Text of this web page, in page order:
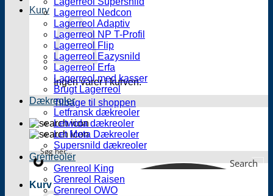
Kurv
Ingen varer i kurven.
Tilbage til shoppen
Search
Kurv
Lagerreol Nedcon
Lagerreol Adaptiv
Lagerreol NP T-Profil
Lagerreol Flip
Lagerreol Eazysnild
Lagerreol Erfa
Lagerreol med kasser
Brugt Lagerreol
Dækreoler
Letfransk dækreoler
Letwida dækreoler
Let Meta Dækreoler
Supersnild dækreoler
Grenreoler
Grenreol King
Grenreol Raisen
Grenreol OWO